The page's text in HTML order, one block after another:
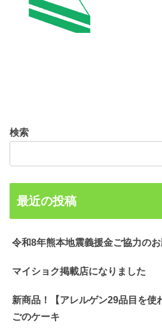
検索
最近の投稿
令和8年熊本地震義援金ご協力の
マイショク掲載店になりました
新商品！【アレルゲン29品目を使
ごのケーキ